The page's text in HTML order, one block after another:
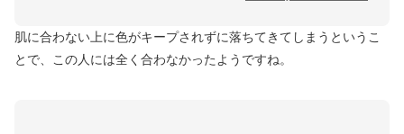
肌に合わない上に色がキープされずに落ちてきてしまうというこ
とで、この人には全く合わなかったようですね。